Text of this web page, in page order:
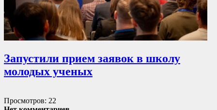
Запустили прием заявок в школу
молодых ученых
Просмотров: 22